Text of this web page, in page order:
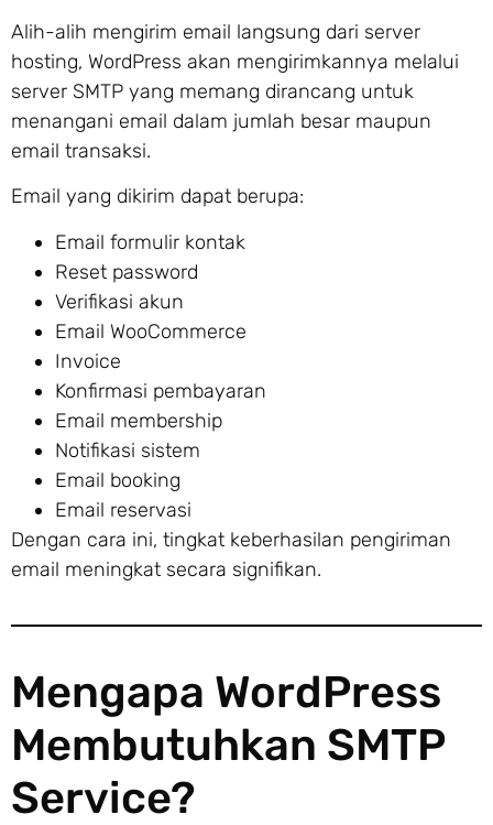
Alih-alih mengirim email langsung dari server
hosting, WordPress akan mengirimkannya melalui
server SMTP yang memang dirancang untuk
menangani email dalam jumlah besar maupun
email transaksi.
Email yang dikirim dapat berupa:
Email formulir kontak
Reset password
Verifikasi akun
Email WooCommerce
Invoice
Konfirmasi pembayaran
Email membership
Notifikasi sistem
Email booking
Email reservasi
Dengan cara ini, tingkat keberhasilan pengiriman
email meningkat secara signifikan.
Mengapa WordPress
Membutuhkan SMTP
Service?